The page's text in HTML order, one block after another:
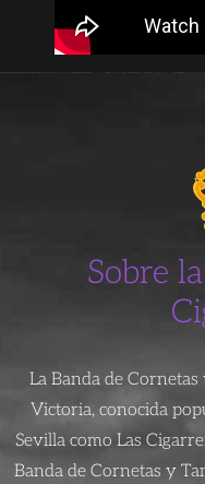
Sobre
La Banda de
Victoria, conocida
Sevilla como Las
Banda de Cornetas y